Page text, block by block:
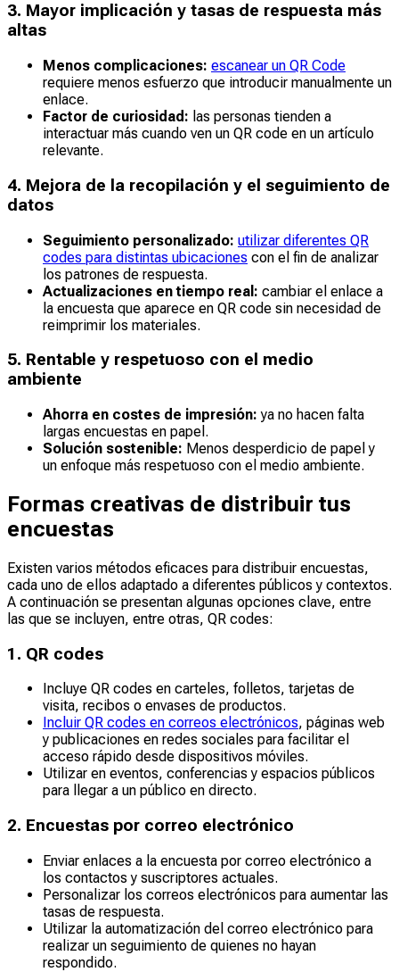
3. Mayor implicación y tasas de respuesta más
altas
Menos complicaciones: escanear un QR Code
requiere menos esfuerzo que introducir manualmente un
enlace.
Factor de curiosidad: las personas tienden a
interactuar más cuando ven un QR code en un artículo
relevante.
4. Mejora de la recopilación y el seguimiento de
datos
Seguimiento personalizado: utilizar diferentes QR
codes para distintas ubicaciones con el fin de analizar
los patrones de respuesta.
Actualizaciones en tiempo real: cambiar el enlace a
la encuesta que aparece en QR code sin necesidad de
reimprimir los materiales.
5. Rentable y respetuoso con el medio
ambiente
Ahorra en costes de impresión: ya no hacen falta
largas encuestas en papel.
Solución sostenible: Menos desperdicio de papel y
un enfoque más respetuoso con el medio ambiente.
Formas creativas de distribuir tus
encuestas
Existen varios métodos eficaces para distribuir encuestas,
cada uno de ellos adaptado a diferentes públicos y contextos.
A continuación se presentan algunas opciones clave, entre
las que se incluyen, entre otras, QR codes:
1. QR codes
Incluye QR codes en carteles, folletos, tarjetas de
visita, recibos o envases de productos.
Incluir QR codes en correos electrónicos, páginas web
y publicaciones en redes sociales para facilitar el
acceso rápido desde dispositivos móviles.
Utilizar en eventos, conferencias y espacios públicos
para llegar a un público en directo.
2. Encuestas por correo electrónico
Enviar enlaces a la encuesta por correo electrónico a
los contactos y suscriptores actuales.
Personalizar los correos electrónicos para aumentar las
tasas de respuesta.
Utilizar la automatización del correo electrónico para
realizar un seguimiento de quienes no hayan
respondido.